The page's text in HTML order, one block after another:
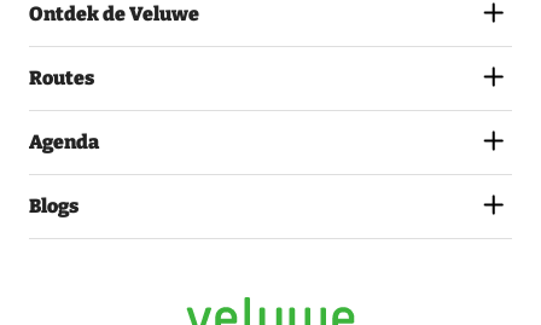
HET
Ontdek de Veluwe
Routes
Agenda
Blogs